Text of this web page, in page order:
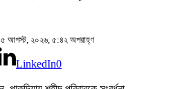
৫ আগস্ট, ২০২৬, ৫:৪২ অপরাহ্ণ
LinkedIn0